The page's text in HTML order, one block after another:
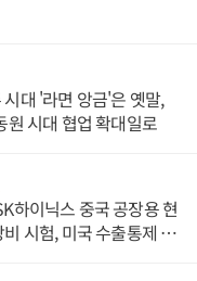
시대 '라면 앙금'은 옛말,
원 시대 협업 확대일로
하이닉스 중국 공장용 현
시험, 미국 수출통제 대